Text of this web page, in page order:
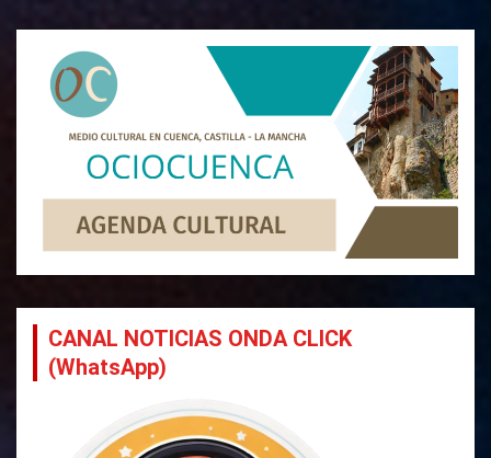
CANAL NOTICIAS ONDA CLICK
(WhatsApp)